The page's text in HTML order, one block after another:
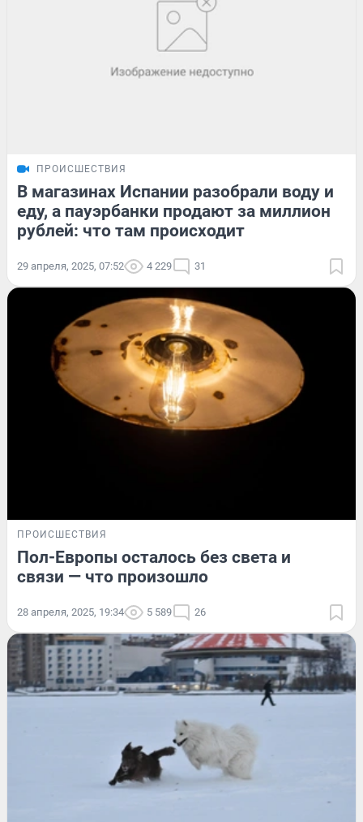
ПРОИСШЕСТВИЯ
В магазинах Испании разобрали воду и
еду, а пауэрбанки продают за миллион
рублей: что там происходит
29 апреля, 2025, 07:52 4 229 31
ПРОИСШЕСТВИЯ
Пол-Европы осталось без света и
связи — что произошло
28 апреля, 2025, 19:34 5 589 26